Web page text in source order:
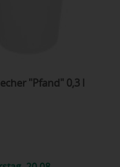
"Pfand" 0,3 l